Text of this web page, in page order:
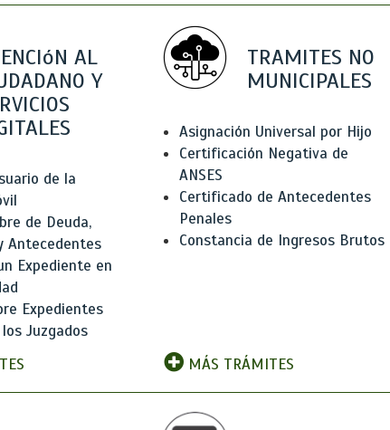
AL
Y
de la
de Deuda,
Antecedentes
Expediente en
Expedientes
Juzgados
TRAMITES NO
MUNICIPALES
Asignación Universal por Hijo
Certificación Negativa de
ANSES
Certificado de Antecedentes
Penales
Constancia de Ingresos Brutos
MÁS TRÁMITES